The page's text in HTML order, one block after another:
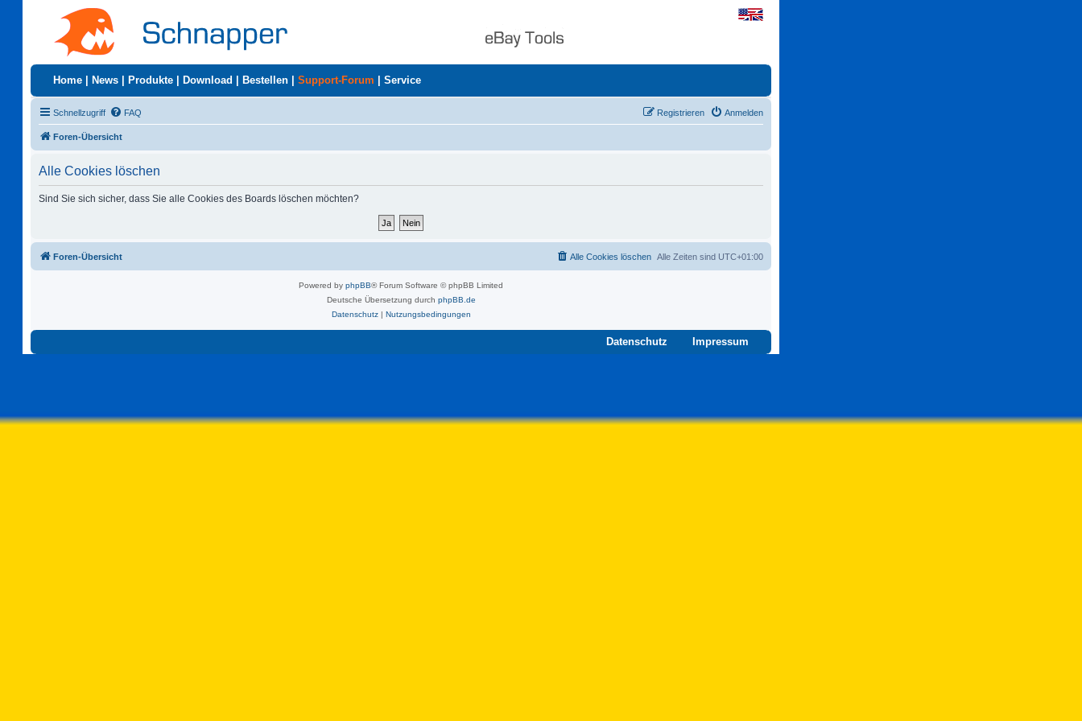
Home News Produkte Download Bestellen Support-Forum Service
Schnellzugriff FAQ Anmelden
Registrieren
Foren-Übersicht
Alle Cookies löschen
Sind Sie sich sicher, dass Sie alle Cookies des Boards löschen möchten?
Foren-Übersicht Alle Zeiten sind UTC+01:00
Alle Cookies löschen
Powered by phpBB® Forum Software © phpBB Limited
Deutsche Übersetzung durch phpBB.de
Datenschutz| Nutzungsbedingungen
Datenschutz Impressum